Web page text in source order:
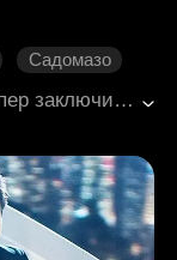
Садомазо
отношения
Чтобы оплатить лечение отца, Пайпер заключила трёхлетний контракт с Эдвардом, наследником, который давно тайно любил её. Он ошибочно считал её меркантильной, любя и обижаясь одновременно, а она постепенно влюблялась в него. Накануне истечения срока она узнала о своей беременности, но столкнулась с его предстоящей помолвкой, угрозами от его бабушки и невесты Лулу, а также с его ложью во имя защиты — и в итоге ушла, унося под сердцем их ребёнка. Девять лет спустя их сын Цюцю случайно свёл их вновь. Эдвард, полагая, что Пайпер давно замужем, был глубоко опечален, но обнаружил, что она всё ещё одна. Постепенно он восстановил правду о прошлом и рассеял все недомолвки. В конце концов он сделал ей предложение, и они поженились, начав счастливую жизнь с сыном.